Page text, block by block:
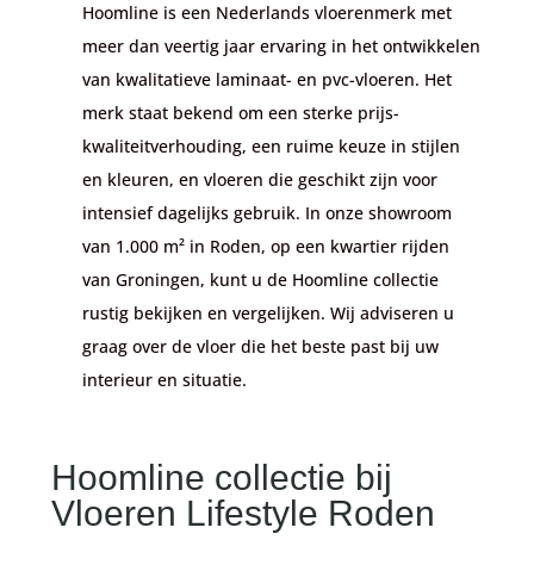
Hoomline is een Nederlands vloerenmerk met
meer dan veertig jaar ervaring in het ontwikkelen
van kwalitatieve laminaat- en pvc-vloeren. Het
merk staat bekend om een sterke prijs-
kwaliteitverhouding, een ruime keuze in stijlen
en kleuren, en vloeren die geschikt zijn voor
intensief dagelijks gebruik. In onze showroom
van 1.000 m² in Roden, op een kwartier rijden
van Groningen, kunt u de Hoomline collectie
rustig bekijken en vergelijken. Wij adviseren u
graag over de vloer die het beste past bij uw
interieur en situatie.
Hoomline collectie bij
Vloeren Lifestyle Roden